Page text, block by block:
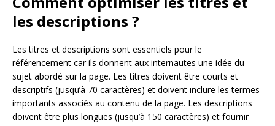
les descriptions ?
Les titres et descriptions sont essentiels pour le
référencement car ils donnent aux internautes une idée du
sujet abordé sur la page. Les titres doivent être courts et
descriptifs (jusqu’à 70 caractères) et doivent inclure les termes
importants associés au contenu de la page. Les descriptions
doivent être plus longues (jusqu’à 150 caractères) et fournir